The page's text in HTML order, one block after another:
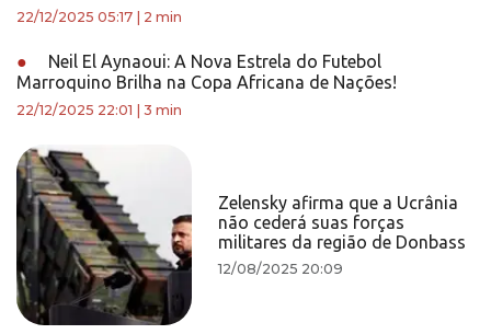
22/12/2025 05:17 2 min
●
Neil El Aynaoui: A Nova Estrela do Futebol
Marroquino Brilha na Copa Africana de Nações!
22/12/2025 22:01 3 min
Zelensky afirma que a Ucrânia
não cederá suas forças
militares da região de Donbass
12/08/2025 20:09